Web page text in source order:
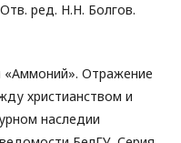
ред. Н.Н. Болгов.
«Аммоний». Отражение
христианством и
наследии